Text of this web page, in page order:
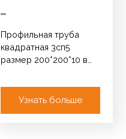
Профильная труба
квадратная 3сп5
размер 200*200*10 в
Арматура Катанка /
Круг / ТУ Сетка
Узнать больше